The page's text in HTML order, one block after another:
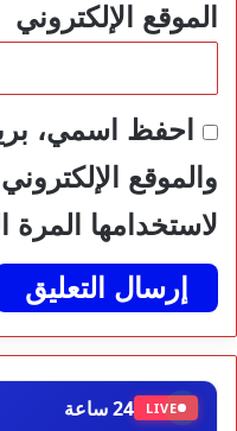
الموقع الإلكتروني
احفظ اسمي،
والموقع
لاستخدامها المرة
LIVE 24 ساعة